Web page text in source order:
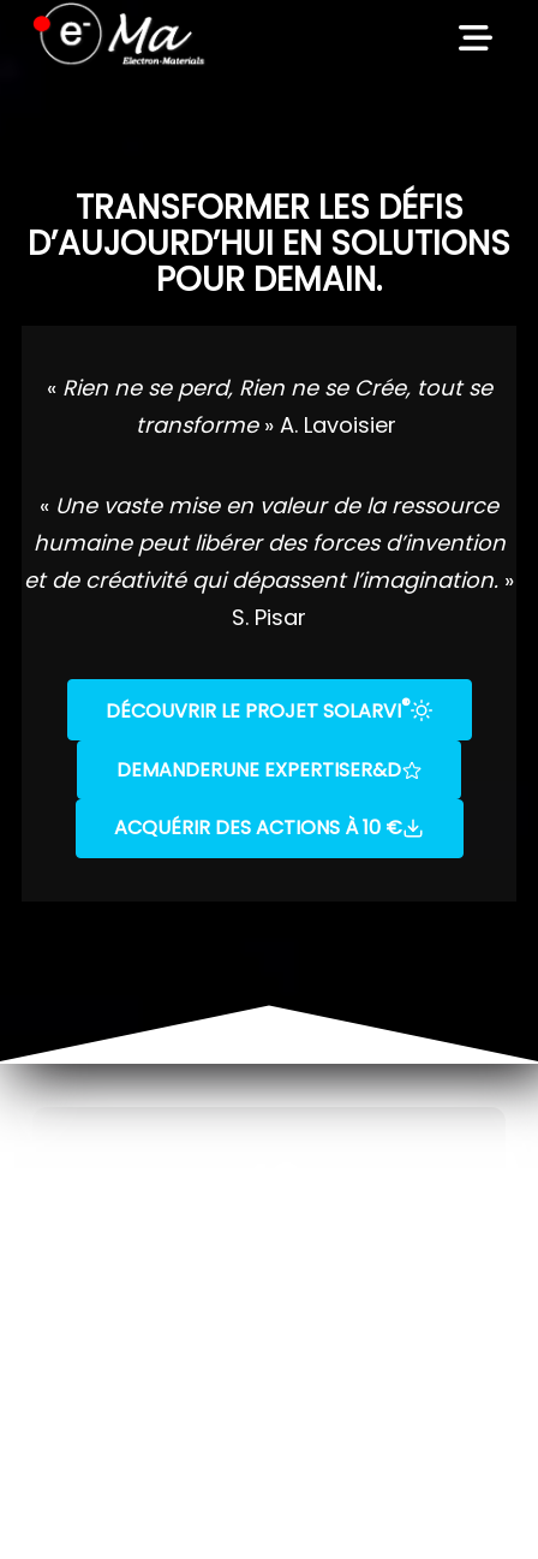
Skip
TRANSFORMER LES DÉFIS
D’AUJOURD’HUI EN SOLUTIONS
POUR DEMAIN.
« Rien ne se perd, Rien ne se Crée, tout se
transforme » A. Lavoisier
« Une vaste mise en valeur de la ressource
humaine peut libérer des forces d’invention
et de créativité qui dépassent l’imagination. »
S. Pisar
DÉCOUVRIR LE PROJET SOLARVI®
DEMANDERUNE EXPERTISER&D
ACQUÉRIR DES ACTIONS À 10 €